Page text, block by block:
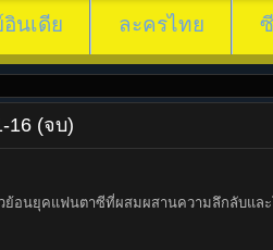
นเดีย ละครไทย
16 (จบ)
นยุคแฟนตาซีที่ผสมผสานความลึกลับและ